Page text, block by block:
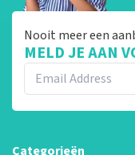
Nooit meer een
MELD JE AAN
Categorieën